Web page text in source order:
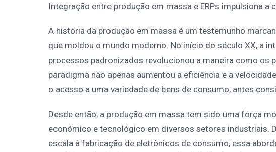
Integração entre produção em massa e ERPs impulsiona a
A história da produção em massa é um testemunho
que moldou o mundo moderno. No início do século XX, a
processos padronizados revolucionou a maneira como os
paradigma não apenas aumentou a eficiência e a
o acesso a uma variedade de bens de consumo, antes
Desde então, a produção em massa tem sido uma força
econômico e tecnológico em diversos setores industriais.
escala à fabricação de eletrônicos de consumo, essa